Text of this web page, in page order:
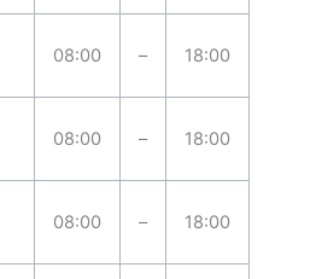
08:00 – 18:00
08:00 – 18:00
08:00 – 18:00